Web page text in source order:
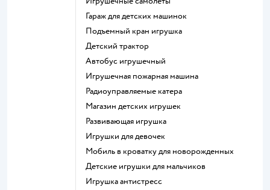
Гараж для детских машинок
Подъемный кран игрушка
Детский трактор
Автобус игрушечный
Игрушечная пожарная машина
Радиоуправляемые катера
Магазин детских игрушек
Развивающая игрушка
Игрушки для девочек
Мобиль в кроватку для новорожденных
Детские игрушки для мальчиков
Игрушка антистресс